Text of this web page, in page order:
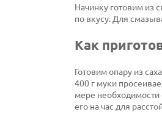
Начинку готовим из
по вкусу. Для
Как
Готовим опару из
400 г муки
мере
его на час для